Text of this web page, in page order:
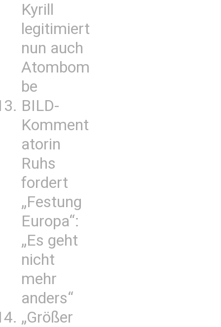
Kyrill
legitimiert
nun auch
Atombom
be
BILD-
Komment
atorin
Ruhs
fordert
„Festung
Europa“:
„Es geht
nicht
mehr
anders“
„Größer